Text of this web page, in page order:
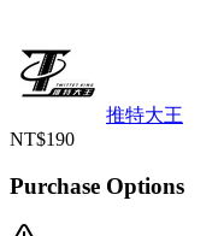
推特大王
NT$190
Purchase Options